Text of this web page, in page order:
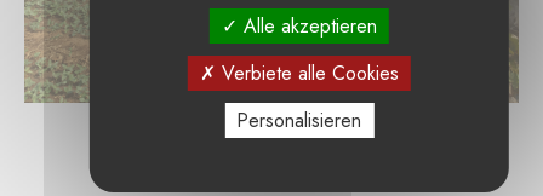
Alle akzeptieren
Verbiete alle Cookies
Personalisieren